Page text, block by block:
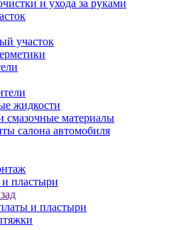
и ухода за руками
участок
жидкости
смазочные материалы
салона автомобиля
пластыри
и пластыри